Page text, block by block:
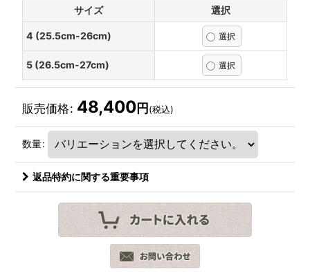
サイズ 選択
4 (25.5cm-26cm)
5 (26.5cm-27cm)
販売価格: 48,400円(税込)
数量:
返品特約に関する重要事項